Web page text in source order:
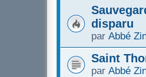
disparu
par Abbé
Saint
par Abbé